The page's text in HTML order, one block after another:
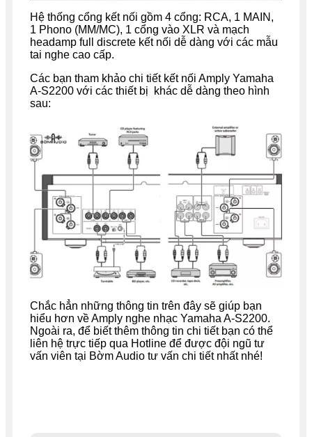
Hệ thống cổng kết nối gồm 4 cổng: RCA, 1 MAIN,
1 Phono (MM/MC), 1 cổng vào XLR và mạch
headamp full discrete kết nối dễ dàng với các mẫu
tai nghe cao cấp.
Các bạn tham khảo chi tiết kết nối Amply Yamaha
A-S2200 với các thiết bị khác dễ dàng theo hình
sau:
Chắc hẳn những thông tin trên đây sẽ giúp bạn
hiểu hơn về Amply nghe nhạc Yamaha A-S2200.
Ngoài ra, để biết thêm thông tin chi tiết bạn có thể
liên hệ trực tiếp qua Hotline để được đội ngũ tư
vấn viên tại Bờm Audio tư vấn chi tiết nhất nhé!